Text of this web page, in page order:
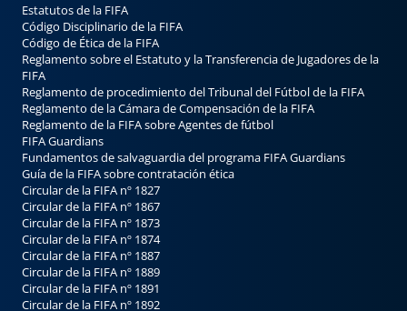
Estatutos de la FIFA
Código Disciplinario de la FIFA
Código de Ética de la FIFA
Reglamento sobre el Estatuto y la Transferencia de Jugadores de la
FIFA
Reglamento de procedimiento del Tribunal del Fútbol de la FIFA
Reglamento de la Cámara de Compensación de la FIFA
Reglamento de la FIFA sobre Agentes de fútbol
FIFA Guardians
Fundamentos de salvaguardia del programa FIFA Guardians
Guía de la FIFA sobre contrataciо́n ética
Circular de la FIFA nº 1827
Circular de la FIFA nº 1867
Circular de la FIFA nº 1873
Circular de la FIFA nº 1874
Circular de la FIFA nº 1887
Circular de la FIFA nº 1889
Circular de la FIFA nº 1891
Circular de la FIFA nº 1892